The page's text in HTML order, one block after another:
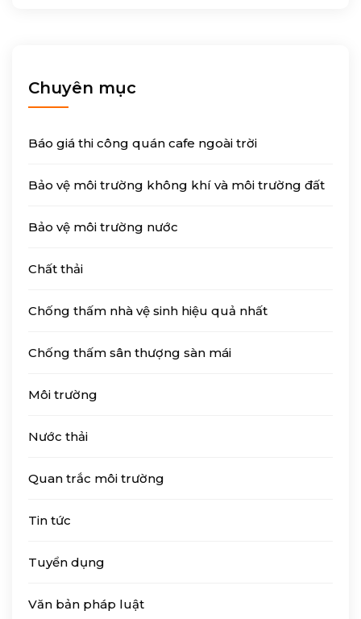
Chuyên mục
Báo giá thi công quán cafe ngoài trời
Bảo vệ môi trường không khí và môi trường đất
Bảo vệ môi trường nước
Chất thải
Chống thấm nhà vệ sinh hiệu quả nhất
Chống thấm sân thượng sàn mái
Môi trường
Nước thải
Quan trắc môi trường
Tin tức
Tuyển dụng
Văn bản pháp luật